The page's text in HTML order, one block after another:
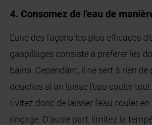
4. Consomez de l'eau de
L'une des façons les plus efficaces
gaspillages consiste à préférer les
bains. Cependant, il ne sert à rien de
douches si on laisse l'eau couler tout
Évitez donc de laisser l'eau couler
rinçage. D'autre part, limitez la